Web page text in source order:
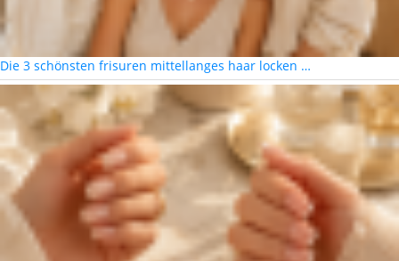
Die 3 schönsten frisuren mittellanges haar locken …